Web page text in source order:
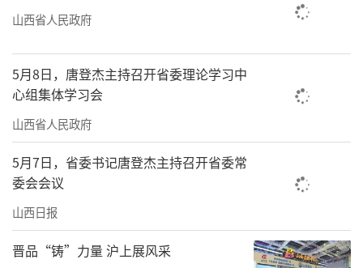
光；优化旅游服务质量，提升游客体验，
有多场演唱会在太原上演。一位北京来的游客
告诉记者，本来是冲着演唱会来的，没想到一
下高铁就有手办，还有免费巴士和免费景区游
览，体验感很棒。
借势“留量”
流量只是起点，能借势“留量”才是真
章。
山西省人民政府
5月8日，唐登杰主持召开省委理论学习中
心组集体学习会
山西省人民政府
5月7日，省委书记唐登杰主持召开省委常
委会会议
山西日报
晋品“铸”力量 沪上展风采